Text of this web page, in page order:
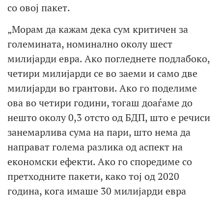
со овој пакет.
„Морам да кажам дека сум критичен за
големината, номинално околу шест
милијарди евра. Ако погледнете подлабоко,
четири милијарди се во заеми и само две
милијарди во грантови. Ако го поделиме
ова во четири години, тогаш доаѓаме до
нешто околу 0,3 отсто од БДП, што е речиси
занемарлива сума на пари, што нема да
направат голема разлика од аспект на
економски ефекти. Ако го споредиме со
претходните пакети, како тој од 2020
година, кога имаше 30 милијарди евра